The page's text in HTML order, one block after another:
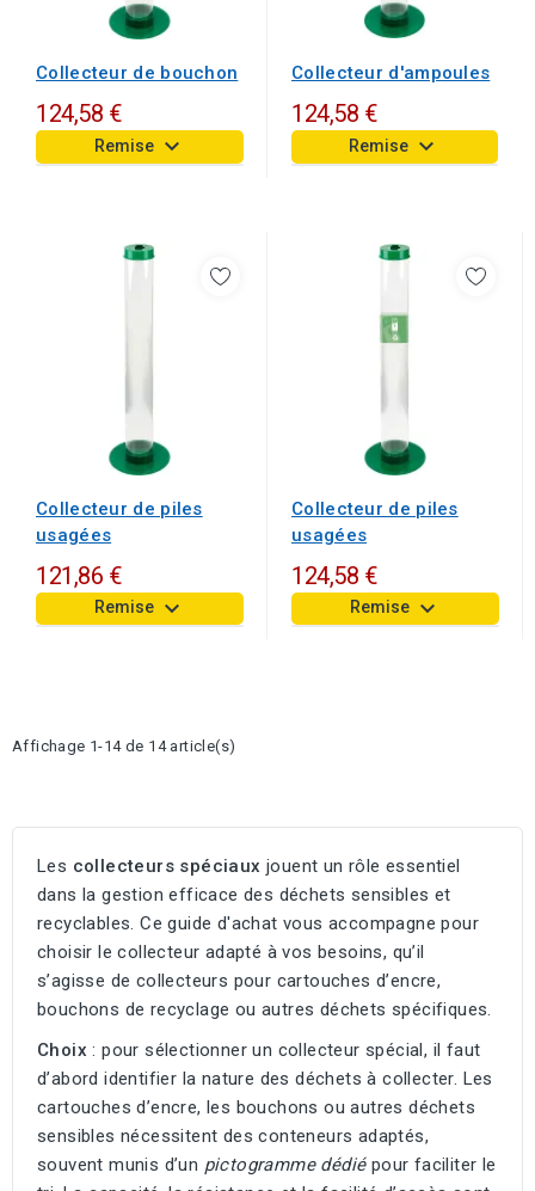
Collecteur de bouchon
124,58 €
Remise keyboard_arrow_down
Collecteur d'ampoules
124,58 €
Remise keyboard_arrow_down
Collecteur de piles
usagées
121,86 €
Remise keyboard_arrow_down
Collecteur de piles
usagées
124,58 €
Remise keyboard_arrow_down
Affichage 1-14 de 14 article(s)
Les collecteurs spéciaux jouent un rôle essentiel
dans la gestion efficace des déchets sensibles et
recyclables. Ce guide d'achat vous accompagne pour
choisir le collecteur adapté à vos besoins, qu’il
s’agisse de collecteurs pour cartouches d’encre,
bouchons de recyclage ou autres déchets spécifiques.
Choix : pour sélectionner un collecteur spécial, il faut
d’abord identifier la nature des déchets à collecter. Les
cartouches d’encre, les bouchons ou autres déchets
sensibles nécessitent des conteneurs adaptés,
souvent munis d’un pictogramme dédiépour faciliter le